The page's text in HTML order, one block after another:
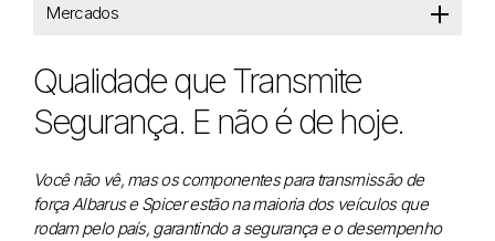
Mercados
Qualidade que Transmite
Segurança. E não é de hoje.
Você não vê, mas os componentes para transmissão de
força Albarus e Spicer estão na maioria dos veículos que
rodam pelo país, garantindo a segurança e o desempenho